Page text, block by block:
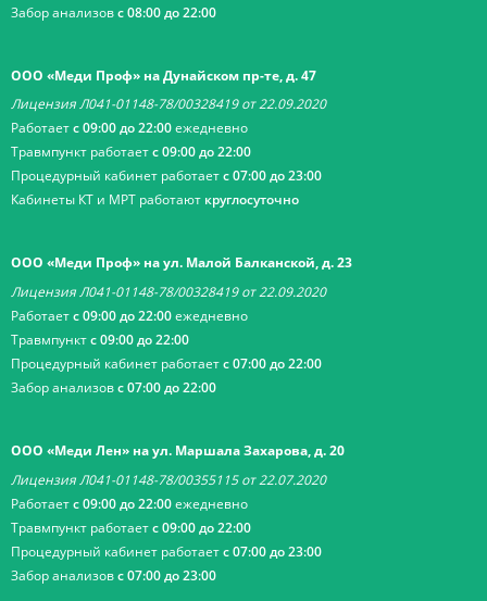
Забор анализовс 08:00 до 22:00
ООО «Меди Проф» на Дунайском пр-те, д. 47
Лицензия Л041-01148-78/00328419 от 22.09.2020
Работаетс 09:00 до 22:00ежедневно
Травмпункт работаетс 09:00 до 22:00
Процедурный кабинет работаетс 07:00 до 23:00
Кабинеты КТ и МРТ работают круглосуточно
ООО «Меди Проф» на ул. Малой Балканской, д. 23
Лицензия Л041-01148-78/00328419 от 22.09.2020
Работаетс 09:00 до 22:00ежедневно
Травмпунктс 09:00 до 22:00
Процедурный кабинет работаетс 07:00 до 22:00
Забор анализовс 07:00 до 22:00
ООО «Меди Лен» на ул. Маршала Захарова, д. 20
Лицензия Л041-01148-78/00355115 от 22.07.2020
Работаетс 09:00 до 22:00ежедневно
Травмпункт работаетс 09:00 до 22:00
Процедурный кабинет работаетс 07:00 до 23:00
Забор анализовс 07:00 до 23:00